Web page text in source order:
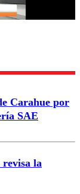
comentario
Carahue por
SAE
la